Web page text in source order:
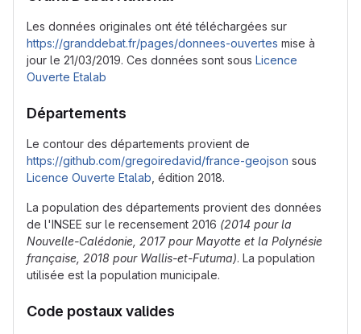
Les données originales ont été téléchargées sur
https://granddebat.fr/pages/donnees-ouvertes mise à
jour le 21/03/2019. Ces données sont sous Licence
Ouverte Etalab
Départements
Le contour des départements provient de
https://github.com/gregoiredavid/france-geojson sous
Licence Ouverte Etalab , édition 2018.
La population des départements provient des données
de l'INSEE sur le recensement 2016 (2014 pour la
Nouvelle-Calédonie, 2017 pour Mayotte et la Polynésie
française, 2018 pour Wallis-et-Futuma). La population
utilisée est la population municipale.
Code postaux valides